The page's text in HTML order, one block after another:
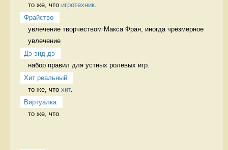
то же, что игротехник
Фрайство
увлечение творчеством Макса Фрая, иногда чрезмерное
увлечение
Дэ-энд-дэ
набор правил для устных ролевых игр.
Хит реальный
то же, что хит.
Виртуалка
то же, что